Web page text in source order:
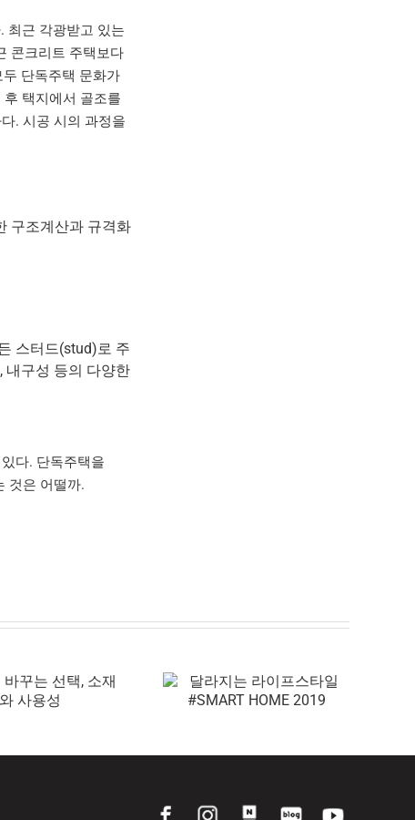
최근 각광받고 있는
콘크리트 주택보다
단독주택 문화가
택지에서 골조를
. 시공 시의 과정을
구조계산과 규격화
스터드(stud)로 주
내구성 등의 다양한
다. 단독주택을
것은 어떨까.